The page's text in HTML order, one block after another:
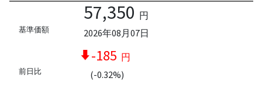
基準価額
57,350 円
2026年08月07日
前日比
-185 円
(-0.32%)